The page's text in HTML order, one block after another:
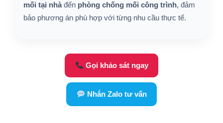
mối tại nhà đến phòng chống mối công trình, đảm
bảo phương án phù hợp với từng nhu cầu thực tế.
Gọi khảo sát ngay
Nhắn Zalo tư vấn